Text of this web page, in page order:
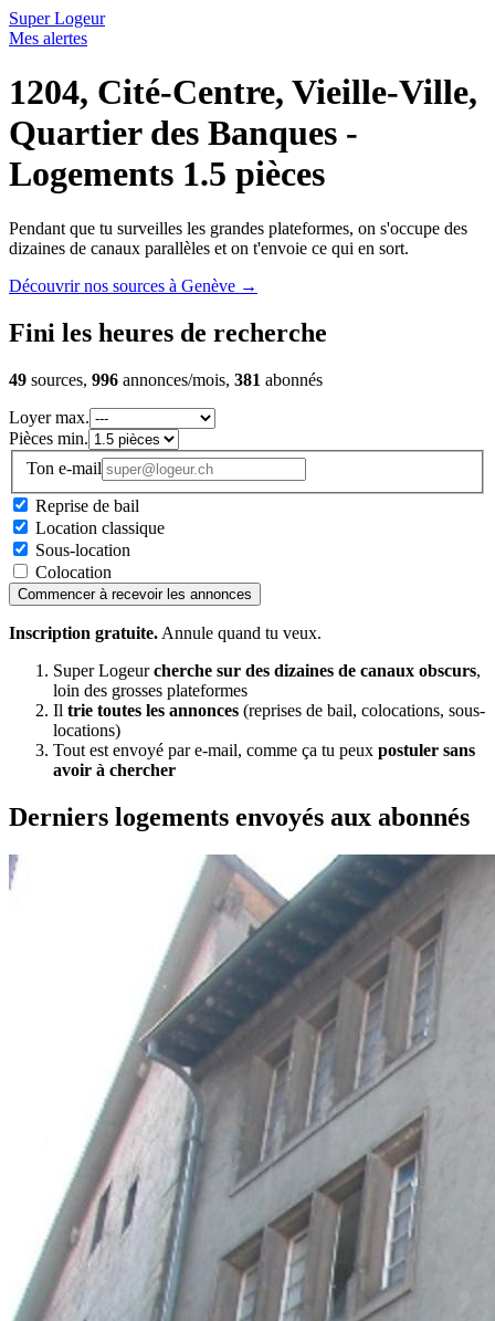
Super Logeur
Mes alertes
1204, Cité-Centre, Vieille-Ville,
Quartier des Banques -
Logements 1.5 pièces
Pendant que tu surveilles les grandes plateformes, on s'occupe des
dizaines de canaux parallèles et on t'envoie ce qui en sort.
Découvrir nos sources à Genève →
Fini les heures de recherche
49 sources, 996 annonces/mois, 381 abonnés
Loyer max.
Pièces min.
Ton e-mail
Reprise de bail
Location classique
Sous-location
Colocation
Commencer à recevoir les annonces
Inscription gratuite. Annule quand tu veux.
Super Logeurcherche sur des dizaines de canaux obscurs,
loin des grosses plateformes
Il trie toutes les annonces (reprises de bail, colocations, sous-
locations)
Tout est envoyé par e-mail, comme ça tu peux postuler sans
avoir à chercher
Derniers logements envoyés aux abonnés